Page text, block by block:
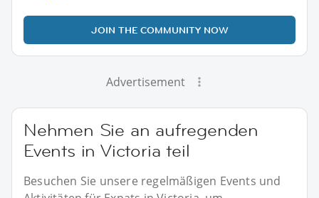
JOIN THE COMMUNITY NOW
Advertisement
Nehmen Sie an aufregenden
Events in Victoria teil
Besuchen Sie unsere regelmäßigen Events und